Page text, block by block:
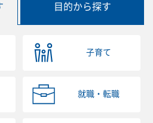
目的から探す
子育て
就職・転職